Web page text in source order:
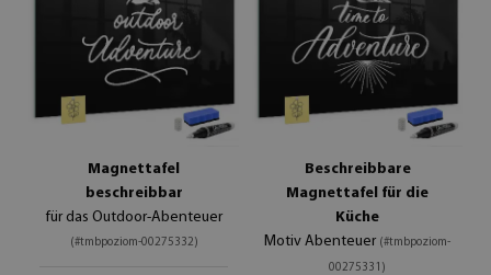
Magnettafel
beschreibbar
für das Outdoor-Abenteuer
(#tmbpoziom-00275332)
Beschreibbare
Magnettafel für die
Küche
Motiv Abenteuer (#tmbpoziom-
00275331)